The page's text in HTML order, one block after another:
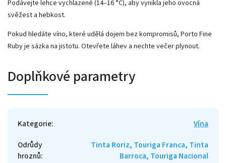
Podávejte lehce vychlazené (14–16 °C), aby vynikla jeho ovocná
svěžest a hebkost.
Pokud hledáte víno, které udělá dojem bez kompromisů, Porto Fine
Ruby je sázka na jistotu. Otevřete láhev a nechte večer plynout.
Doplňkové parametry
Kategorie:
Vína
Odrůdy
hroznů:
Tinta Roriz, Touriga Franca, Tinta
Barroca, Touriga Nacional